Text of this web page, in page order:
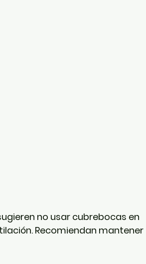
no usar cubrebocas en
Recomiendan mantener